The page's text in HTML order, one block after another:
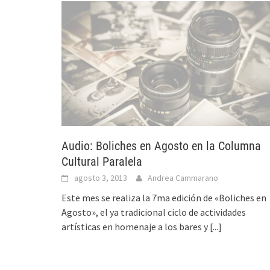
Audio: Boliches en Agosto en la Columna
Cultural Paralela
agosto 3, 2013 Andrea Cammarano
Este mes se realiza la 7ma edición de «Boliches en
Agosto», el ya tradicional ciclo de actividades
artísticas en homenaje a los bares y [...]